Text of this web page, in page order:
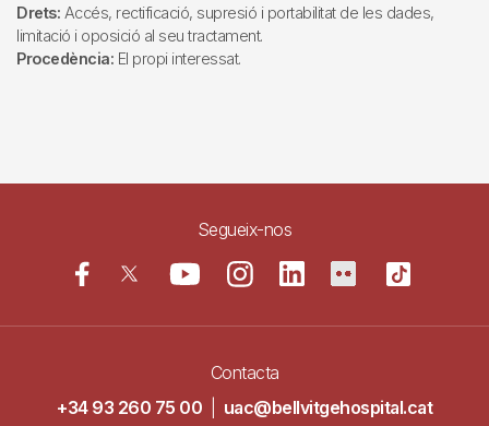
Drets: Accés, rectificació, supresió i portabilitat de les dades,
limitació i oposició al seu tractament.
Procedència: El propi interessat.
Segueix-nos
Contacta
+34 93 260 75 00
uac@bellvitgehospital.cat